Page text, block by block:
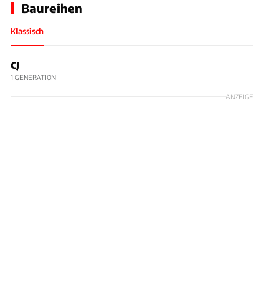
Baureihen
Klassisch
CJ
1 GENERATION
ANZEIGE